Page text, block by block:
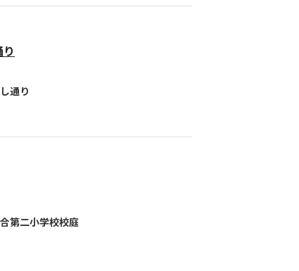
通り
第二小学校校庭